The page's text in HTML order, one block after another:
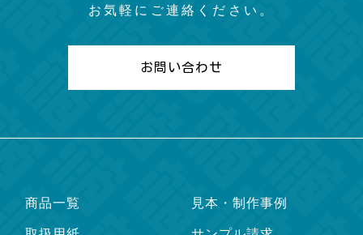
お気軽にご連絡ください。
お問い合わせ
商品一覧 見本・制作事例